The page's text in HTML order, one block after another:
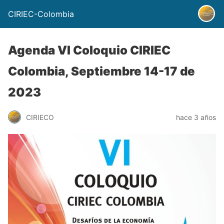
CIRIEC-Colombia
Agenda VI Coloquio CIRIEC
Colombia, Septiembre 14-17 de
2023
CIRIECO hace 3 años